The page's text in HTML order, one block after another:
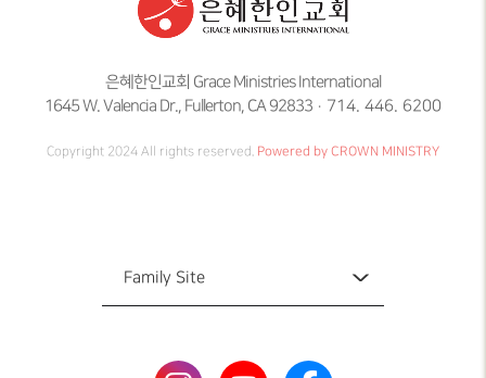
은혜한인교회 Grace Ministries International
1645 W. Valencia Dr., Fullerton, CA 92833
714. 446. 6200
Copyright 2024 All rights reserved. Powered by CROWN MINISTRY
Family Site